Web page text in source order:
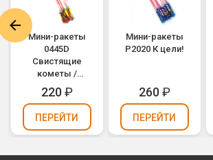
Мини-ракеты
0445D
Свистящие
кометы /
WHISTLING
MOON
TRAVELLERS
220₽
ПЕРЕЙТИ
Мини-ракеты
Р2020 К цели!
260₽
ПЕРЕЙТИ